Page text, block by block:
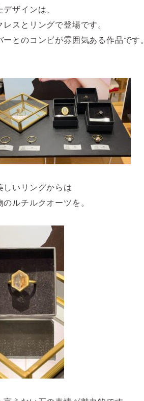
ザインは、
レスとリングで登場です。
ーとのコンビが雰囲気ある作品です。
しいリングからは
のルチルクオーツを。